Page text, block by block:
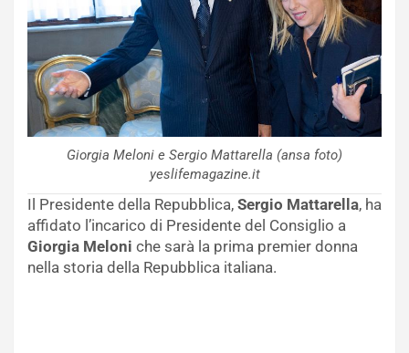
Giorgia Meloni e Sergio Mattarella (ansa foto)
yeslifemagazine.it
Il Presidente della Repubblica, Sergio Mattarella, ha
affidato l’incarico di Presidente del Consiglio a
Giorgia Meloni che sarà la prima premier donna
nella storia della Repubblica italiana.